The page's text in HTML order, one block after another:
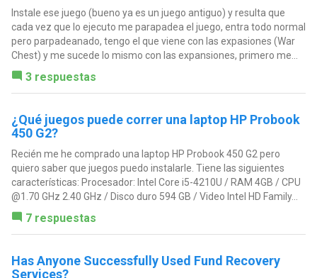
Instale ese juego (bueno ya es un juego antiguo) y resulta que
cada vez que lo ejecuto me parapadea el juego, entra todo normal
pero parpadeanado, tengo el que viene con las expasiones (War
Chest) y me sucede lo mismo con las expansiones, primero me...
3 respuestas
¿Qué juegos puede correr una laptop HP Probook
450 G2?
Recién me he comprado una laptop HP Probook 450 G2 pero
quiero saber que juegos puedo instalarle. Tiene las siguientes
características: Procesador: Intel Core i5-4210U / RAM 4GB / CPU
@1.70 GHz 2.40 GHz / Disco duro 594 GB / Video Intel HD Family...
7 respuestas
Has Anyone Successfully Used Fund Recovery
Services?